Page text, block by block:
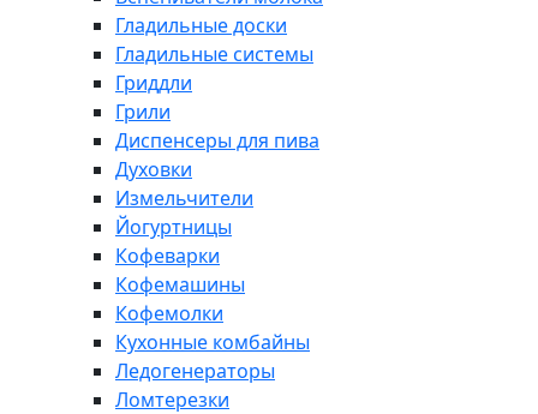
Гладильные доски
Гладильные системы
Гриддли
Грили
Диспенсеры для пива
Духовки
Измельчители
Йогуртницы
Кофеварки
Кофемашины
Кофемолки
Кухонные комбайны
Ледогенераторы
Ломтерезки